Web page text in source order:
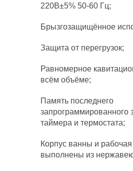
220В±5% 50-60 Гц;
Брызгозащищённое
Защита от перегрузок;
Равномерное
всём объёме;
Память последнего
запрограммированного
таймера и термостата;
Корпус ванны и рабочая
выполнены из